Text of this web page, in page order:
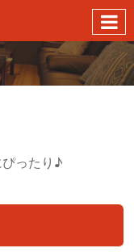
ったり♪